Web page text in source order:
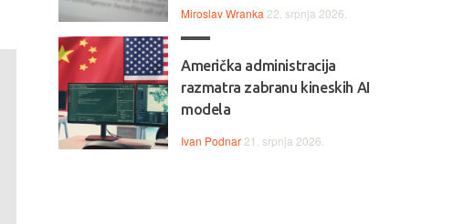
Miroslav Wranka 22. srpnja 2026.
Američka administracija
razmatra zabranu kineskih AI
modela
Ivan Podnar 21. srpnja 2026.